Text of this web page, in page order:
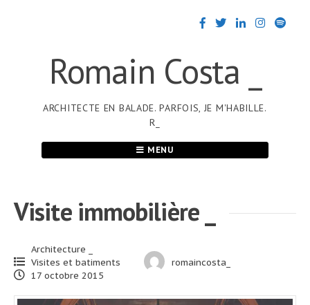
Romain Costa _
ARCHITECTE EN BALADE. PARFOIS, JE M'HABILLE.
R_
MENU
Visite immobilière _
Architecture _
Visites et batiments
romaincosta_
17 octobre 2015